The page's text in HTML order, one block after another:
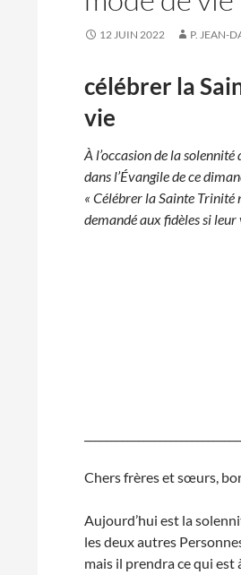
12 JUIN 2022 P. JEAN-
célébrer la
vie
À l’occasion de la
dans l’Évangile de ce
« Célébrer la Sainte Trinité
demandé aux fidèles si
Chers frères et sœurs,
Aujourd’hui est la
les deux autres
mais il prendra ce qui est